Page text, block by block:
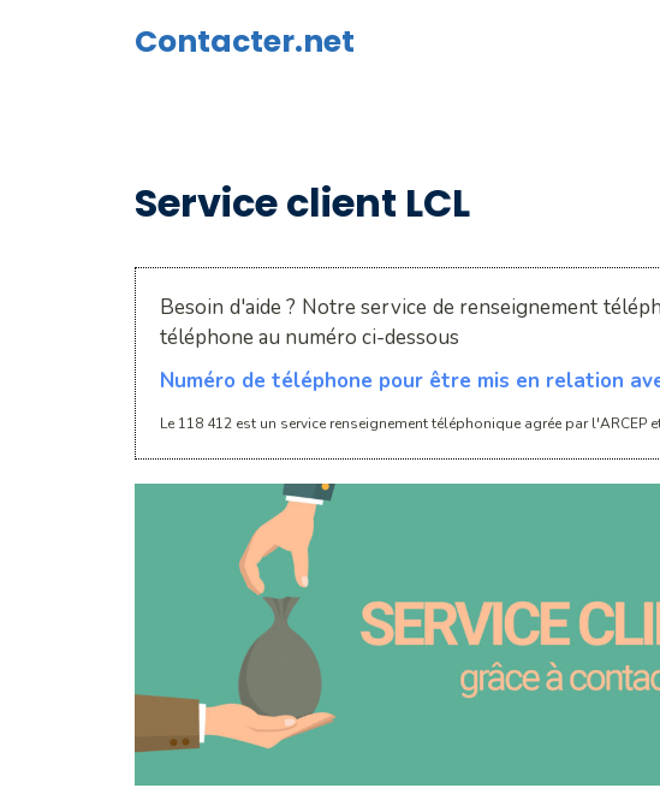
Contacter.net
Service client LCL
Besoin d'aide ? Notre service de renseignement
téléphone au numéro ci-dessous
Numéro de téléphone pour être mis en relation
Le 118 412 est un service renseignement téléphonique agrée par